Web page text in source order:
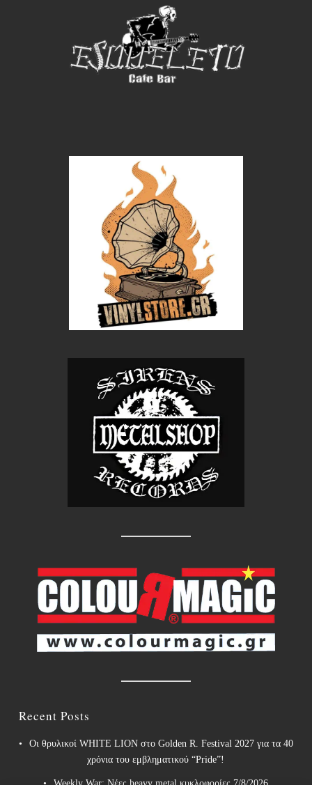
Recent Posts
Οι θρυλικοί WHITE LION στο Golden R. Festival 2027 για τα 40
χρόνια του εμβληματικού “Pride”!